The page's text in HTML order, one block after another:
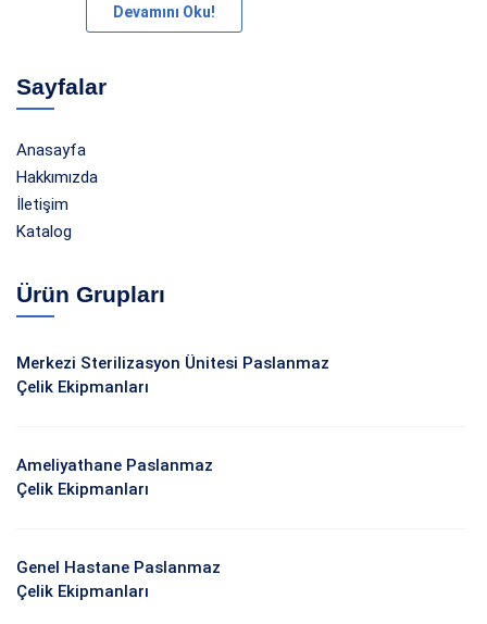
Devamını Oku!
Sayfalar
Anasayfa
Hakkımızda
İletişim
Katalog
Ürün Grupları
Merkezi Sterilizasyon Ünitesi Paslanmaz
Çelik Ekipmanları
Ameliyathane Paslanmaz
Çelik Ekipmanları
Genel Hastane Paslanmaz
Çelik Ekipmanları